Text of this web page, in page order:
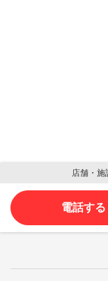
店舗・施
電話する